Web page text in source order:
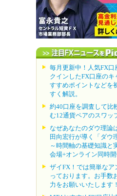
毎月更新中！人気FX口
クインしたFX口座の
すすめポイントなどを
すく解説。
約40口座を調査して比
む12通貨ペアのスワッ
なぜあなたのダウ理論
田向宏行が導く「ダウ
～時間軸の基礎知識と
会場+オンライン同時開
ザイFX！では簡単なア
っております。お手数
力をお願いいたします！